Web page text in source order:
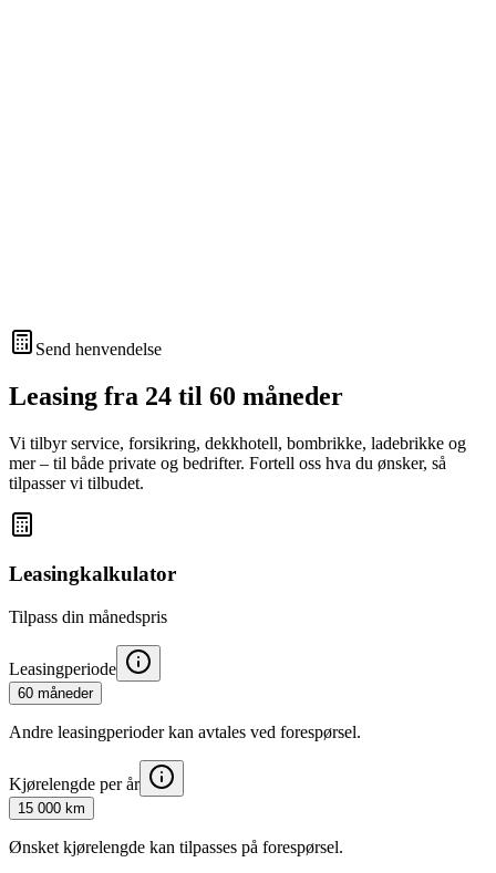
Send henvendelse
Leasing fra 24 til 60 måneder
Vi tilbyr service, forsikring, dekkhotell, bombrikke, ladebrikke og
mer – til både private og bedrifter. Fortell oss hva du ønsker, så
tilpasser vi tilbudet.
Leasingkalkulator
Tilpass din månedspris
Leasingperiode
60 måneder
Andre leasingperioder kan avtales ved forespørsel.
Kjørelengde per år
15 000 km
Ønsket kjørelengde kan tilpasses på forespørsel.